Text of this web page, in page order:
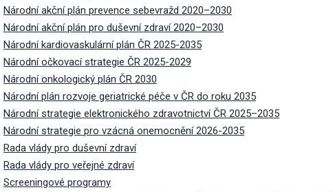
přístupem
Národní akční plán prevence sebevražd 2020–2030
Národní akční plán pro duševní zdraví 2020–2030
Národní kardiovaskulární plán ČR 2025-2035
Národní očkovací strategie ČR 2025-2029
Národní onkologický plán ČR 2030
Národní plán rozvoje geriatrické péče v ČR do roku 2035
Národní strategie elektronického zdravotnictví ČR 2025–2035
Národní strategie pro vzácná onemocnění 2026-2035
Rada vlády pro duševní zdraví
Rada vlády pro veřejné zdraví
Screeningové programy